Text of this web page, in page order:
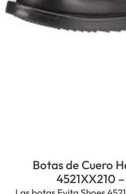
Botas de Cuero
4521XX210